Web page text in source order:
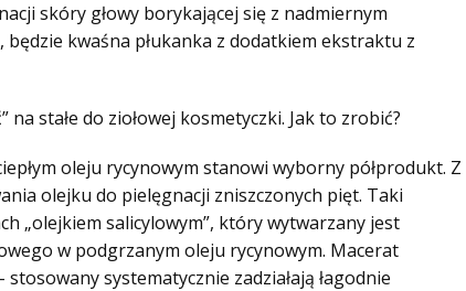
skóry głowy borykającej się z nadmiernym
będzie kwaśna płukanka z dodatkiem ekstraktu z
stałe do ziołowej kosmetyczki. Jak to zrobić?
oleju rycynowym stanowi wyborny półprodukt. Z
olejku do pielęgnacji zniszczonych pięt. Taki
„olejkiem salicylowym”, który wytwarzany jest
w podgrzanym oleju rycynowym. Macerat
systematycznie zadziałają łagodnie